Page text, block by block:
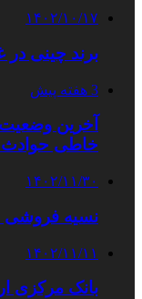
۱۴۰۲/۱۰/۱۷
برند چینی در غیاب
3 هفته پیش
آخرین
خاطی حوادث
۱۴۰۲/۱۱/۳۰
نسیه فروشی
۱۴۰۲/۱۱/۱۱
بانک‌ مرکزی